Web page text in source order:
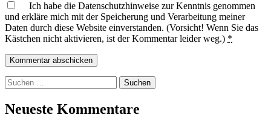
Ich habe die Datenschutzhinweise zur Kenntnis genommen
und erkläre mich mit der Speicherung und Verarbeitung meiner
Daten durch diese Website einverstanden. (Vorsicht! Wenn Sie das
Kästchen nicht aktivieren, ist der Kommentar leider weg.) *
Suchen
nach:
Neueste Kommentare